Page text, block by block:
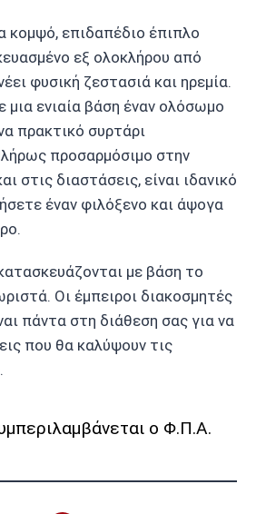
κομψό, επιδαπέδιο έπιπλο
εξ ολοκλήρου από
φυσική ζεστασιά και ηρεμία.
μια ενιαία βάση έναν ολόσωμο
πρακτικό συρτάρι
προσαρμόσιμο στην
στις διαστάσεις, είναι ιδανικό
έναν φιλόξενο και άψογα
με βάση το
Οι έμπειροι διακοσμητές
πάντα στη διάθεση σας για να
που θα καλύψουν τις
ο Φ.Π.Α.